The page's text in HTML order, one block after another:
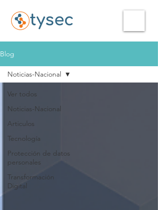
Blog
Ver todos
Noticias-Nacional
Articulos
Tecnología
Protección de datos
personales
Transformación
Digital
Noticias-Nacional